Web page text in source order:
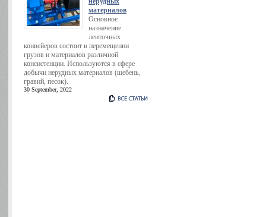
материалов
Основное
назначение
ленточных
конвейеров состоит в перемещении
грузов и материалов различной
консистенции. Используются в сфере
добычи нерудных материалов (щебень,
гравий, песок).
30 September, 2022